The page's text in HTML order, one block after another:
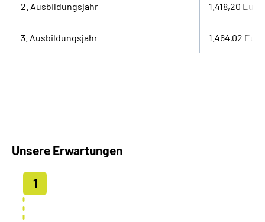
2. Ausbildungsjahr 1.418,20 Euro
3. Ausbildungsjahr 1.464,02 Euro
Unsere Erwartungen